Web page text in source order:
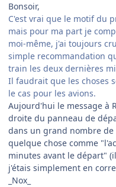
Bonsoir,
C'est vrai que le motif du
mais pour ma part je
moi-même, j'ai toujours
simple recommandation
train les deux dernières
Il faudrait que les choses
le cas pour les avions.
Aujourd'hui le message à
droite du panneau de
dans un grand nombre de
quelque chose comme
minutes avant le départ"
j'étais simplement en
_Nox_